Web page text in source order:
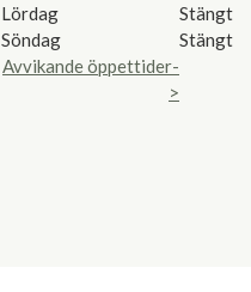
Lördag
Stängt
Söndag
Stängt
Avvikande öppettider-
>